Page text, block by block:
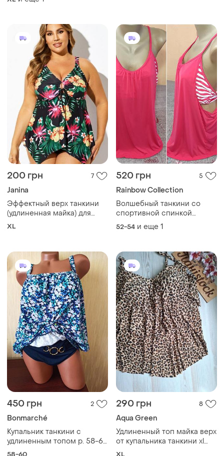
200 грн 7
Janina
Эффектный верх танкини
(удлиненная майка) для
пляжного образа:
XL
520 грн 5
Rainbow Collection
Волшебный танкини со
спортивной спинкой
удлиненный р.52-54 бюст
d-e-f розовый свободный
52-54 и еще 1
450 грн 2
Bonmarché
Купальник танкини с
удлиненным топом р. 58-60
чашка с- d
58-60
290 грн 8
Aqua Green
Удлиненный топ майка верх
от купальника танкини xl
aqua green swimwear
XL